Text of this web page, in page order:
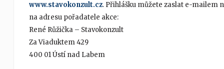
www.stavokonzult.cz. Přihlášku můžete zaslat e-mailem
na adresu pořadatele akce:
René Růžička – Stavokonzult
Za Viaduktem 429
400 01 Ústí nad Labem